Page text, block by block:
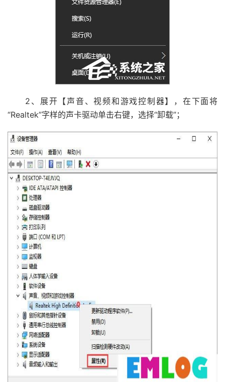
2、展开【声音、视频和游戏控制器】，在下面将
“Realtek”字样的声卡驱动单击右键，选择“卸载”；